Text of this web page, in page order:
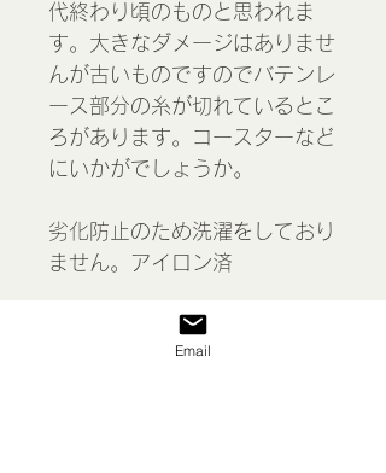
代終わり頃のものと思われま
す。大きなダメージはありませ
んが古いものですのでバテンレ
ース部分の糸が切れているとこ
ろがあります。コースターなど
にいかがでしょうか。
劣化防止のため洗濯をしており
ません。アイロン済
＊経年によるほつれがや汚れが
ある場合があります。
Email